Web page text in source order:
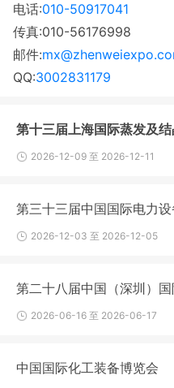
电话:010-50917041
传真:010-56176998
邮件:
QQ:3002831179
第十三届上海国际蒸发及
2026-12-09 至 2026-12-11
第三十三届中国国际电力
2026-12-03 至 2026-12-05
第二十八届中国（深圳）
2026-06-16 至 2026-06-17
中国国际化工装备博览会